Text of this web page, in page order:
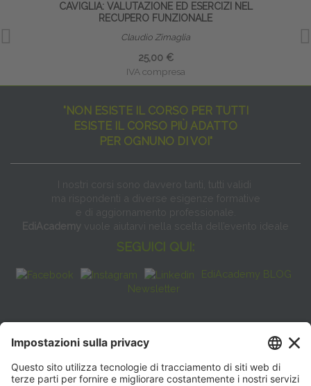
CAVIGLIA: VALUTAZIONE ED ESERCIZI NEL
RECUPERO FUNZIONALE
Claudio Zimaglia
25,00 €
IVA compresa
"NON ESISTE IL CORSO PER TUTTI
ESISTE IL CORSO PIÙ ADATTO
PER OGNUNO DI VOI"
I nostri corsi sono davvero tanti, tutti validi
ma rispondenti a diverse esigenze formative
e di aggiornamento professionale.
EdiAcademy vuole aiutarvi nella scelta dell’evento ideale
SEGUICI QUI:
EdiAcademy BLOG
Newsletter
FAQ
CONTATTI